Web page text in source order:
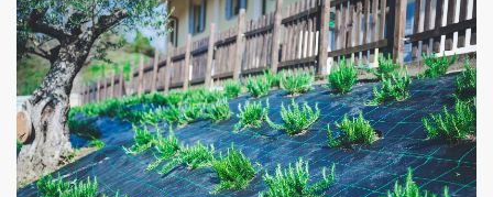
dall’incontro tra design, architettura e bisogno di […]